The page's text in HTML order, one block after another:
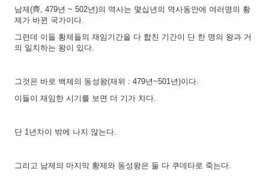
남제(齊, 479년 ~ 502년)의 역사는 몇십년의 역사동안에 여러명의 황
제가 바뀐 국가이다.
그런데 이들 황제들의 재임기간을 다 합친 기간이 단 한 명의 왕과 거
의 일치하는 왕이 있다.
그것은 바로 백제의 동성왕(재위 : 479년~501년)이다.
이들이 재임한 시기를 보면 더 기가 차다.
단 1년차이 밖에 나지 않는다.
그리고 남제의 마지막 황제와 동성왕은 둘 다 쿠데타로 죽는다.